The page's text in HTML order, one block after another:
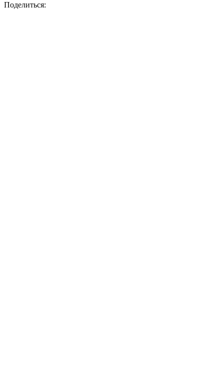
Поделиться: